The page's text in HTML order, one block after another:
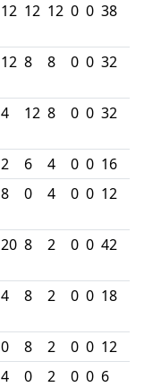
12 12 12 0 0 38
12 8 8 0 0 32
4 12 8 0 0 32
2 6 4 0 0 16
8 0 4 0 0 12
20 8 2 0 0 42
4 8 2 0 0 18
0 8 2 0 0 12
4 0 2 0 0 6